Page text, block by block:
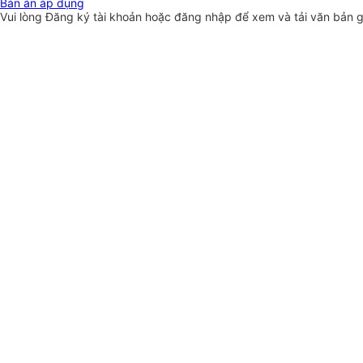
Bản án áp dụng
Vui lòngĐăng ký tài khoản hoặc đăng nhập để xem và tải văn bản